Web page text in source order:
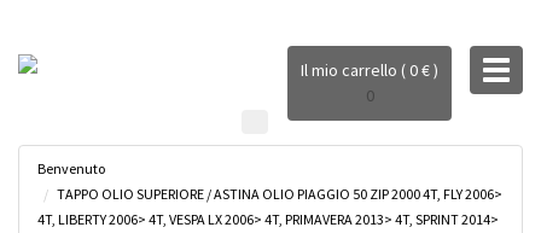
Il mio carrello ( 0 € )
0
Benvenuto
TAPPO OLIO SUPERIORE / ASTINA OLIO PIAGGIO 50 ZIP 2000 4T, FLY 2006>
4T, LIBERTY 2006> 4T, VESPA LX 2006> 4T, PRIMAVERA 2013> 4T, SPRINT 2014>